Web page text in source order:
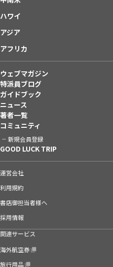
ハワイ
アジア
アフリカ
ウェブマガジン
特派員ブログ
ガイドブック
ニュース
著者一覧
コミュニティ
新規会員登録
GOOD LUCK TRIP
運営会社
利用規約
書店御担当者様へ
採用情報
関連サービス
海外航空券
旅行用品